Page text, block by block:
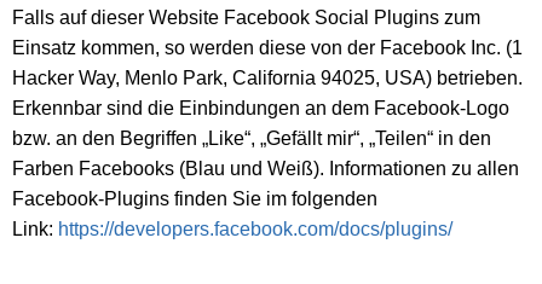
Falls auf dieser Website Facebook Social Plugins zum
Einsatz kommen, so werden diese von der Facebook Inc. (1
Hacker Way, Menlo Park, California 94025, USA) betrieben.
Erkennbar sind die Einbindungen an dem Facebook-Logo
bzw. an den Begriffen „Like“, „Gefällt mir“, „Teilen“ in den
Farben Facebooks (Blau und Weiß). Informationen zu allen
Facebook-Plugins finden Sie im folgenden
Link: https://developers.facebook.com/docs/plugins/